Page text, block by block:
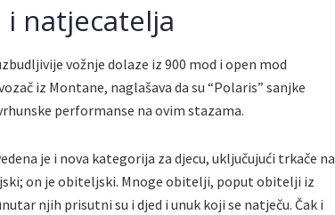
i natjecatelja
vožnje dolaze iz 900 mod i open mod
iz Montane, naglašava da su “Polaris” sanjke
performanse na ovim stazama.
je i nova kategorija za djecu, uključujući trkače na
on je obiteljski. Mnoge obitelji, poput obitelji iz
njih prisutni su i djed i unuk koji se natječu. Čak i